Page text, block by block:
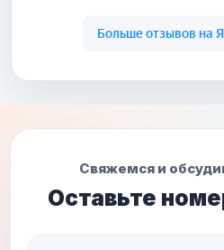
Свяжемся и
Оставьте